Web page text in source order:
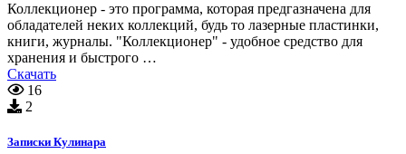
Коллекционер - это программа, которая предгазначена для
обладателей неких коллекций, будь то лазерные пластинки,
книги, журналы. "Коллекционер" - удобное средство для
хранения и быстрого …
Скачать
16
2
Записки Кулинара